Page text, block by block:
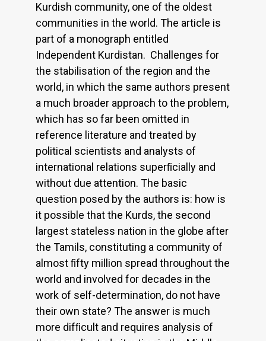
Kurdish community, one of the oldest
communities in the world. The article is
part of a monograph entitled
Independent Kurdistan. Challenges for
the stabilisation of the region and the
world, in which the same authors present
a much broader approach to the problem,
which has so far been omitted in
reference literature and treated by
political scientists and analysts of
international relations superﬁcially and
without due attention. The basic
question posed by the authors is: how is
it possible that the Kurds, the second
largest stateless nation in the globe after
the Tamils, constituting a community of
almost ﬁfty million spread throughout the
world and involved for decades in the
work of self-determination, do not have
their own state? The answer is much
more difﬁcult and requires analysis of